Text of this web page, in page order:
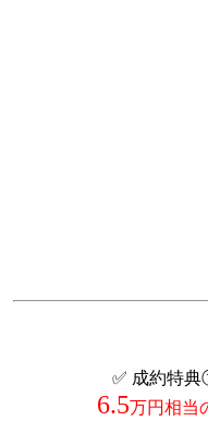
✅ 成約特
6.5万円相当